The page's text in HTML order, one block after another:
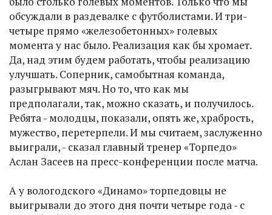
обсуждали в раздевалке с футболистами. И три-
четыре прямо «железобетонных» голевых
момента у нас было. Реализация как бы хромает.
Да, над этим будем работать, чтобы реализацию
улучшать. Соперник, самобытная команда,
разыгрывают мяч. Но то, что как мы
предполагали, так, можно сказать, и получилось.
Ребята - молодцы, показали, опять же, храбрость,
мужество, перетерпели. И мы считаем, заслуженно
выиграли, - сказал главный тренер «Торпедо»
Аслан Засеев на пресс-конференции после матча.
А у вологодского «Динамо» торпедовцы не
выигрывали до этого дня почти четыре года - с